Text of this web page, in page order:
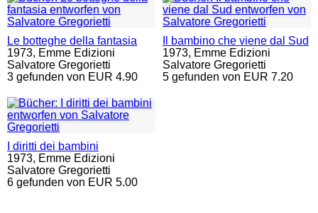
Le botteghe della fantasia
1973, Emme Edizioni
Salvatore Gregorietti
3 gefunden von EUR 4.90
Il bambino che viene dal Sud
1973, Emme Edizioni
Salvatore Gregorietti
5 gefunden von EUR 7.20
I diritti dei bambini
1973, Emme Edizioni
Salvatore Gregorietti
6 gefunden von EUR 5.00